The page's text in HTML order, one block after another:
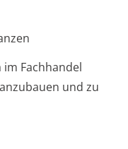
Fachhandel
und zu